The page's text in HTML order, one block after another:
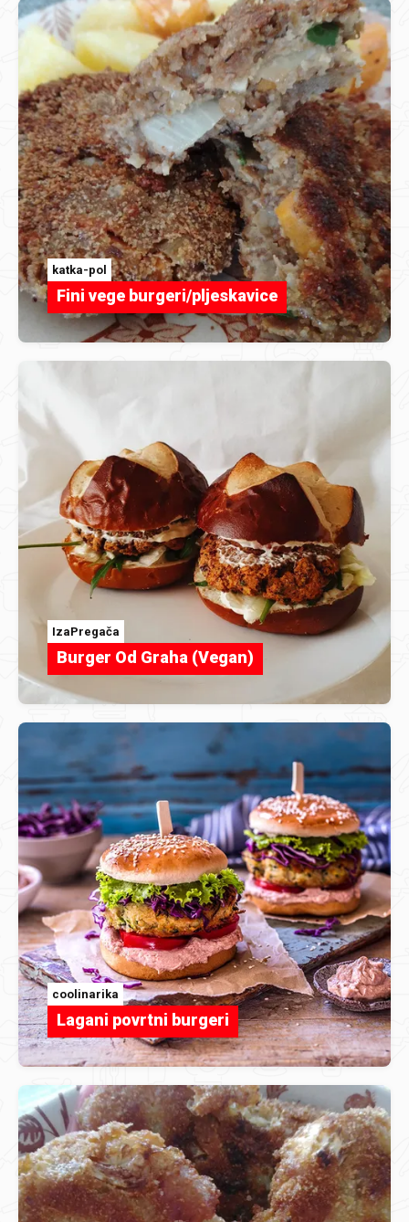
katka-pol
Fini vege burgeri/pljeskavice
IzaPregača
Burger Od Graha (Vegan)
coolinarika
Lagani povrtni burgeri